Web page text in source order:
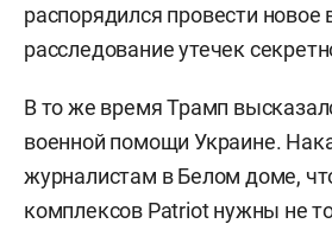
распорядился провести новое
расследование утечек
В то же время Трамп
военной помощи Украине.
журналистам в Белом доме,
комплексов Patriot нужны не